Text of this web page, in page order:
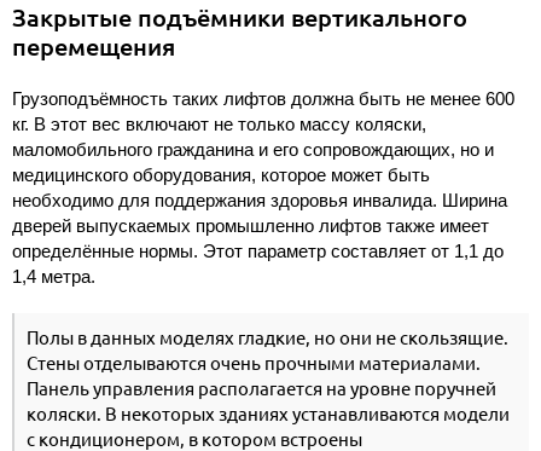
Закрытые подъёмники вертикального
перемещения
Грузоподъёмность таких лифтов должна быть не менее 600
кг. В этот вес включают не только массу коляски,
маломобильного гражданина и его сопровождающих, но и
медицинского оборудования, которое может быть
необходимо для поддержания здоровья инвалида. Ширина
дверей выпускаемых промышленно лифтов также имеет
определённые нормы. Этот параметр составляет от 1,1 до
1,4 метра.
Полы в данных моделях гладкие, но они не скользящие.
Стены отделываются очень прочными материалами.
Панель управления располагается на уровне поручней
коляски. В некоторых зданиях устанавливаются модели
с кондиционером, в котором встроены